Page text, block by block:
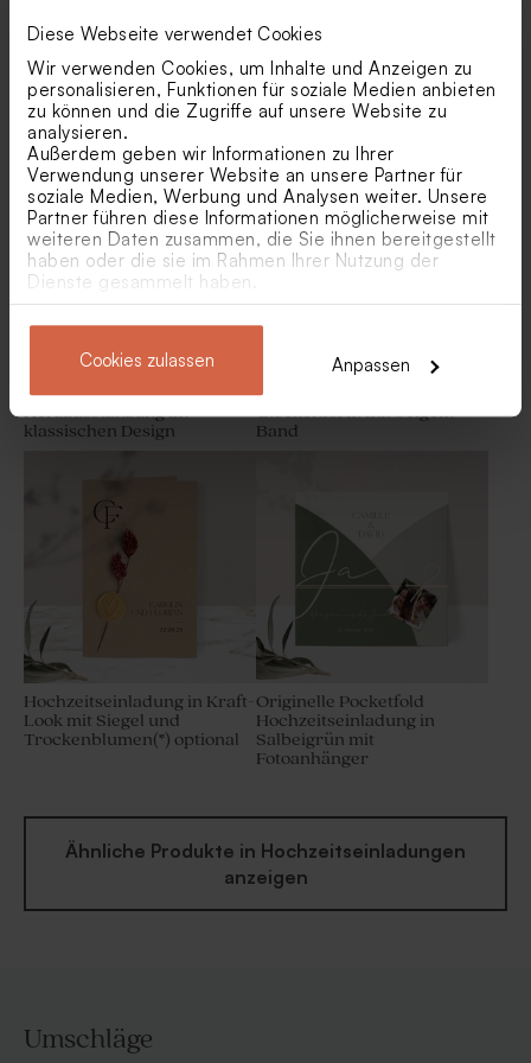
Diese Webseite verwendet Cookies
Wir verwenden Cookies, um Inhalte und Anzeigen zu
personalisieren, Funktionen für soziale Medien anbieten
zu können und die Zugriffe auf unsere Website zu
analysieren.
Außerdem geben wir Informationen zu Ihrer
Verwendung unserer Website an unsere Partner für
soziale Medien, Werbung und Analysen weiter. Unsere
Partner führen diese Informationen möglicherweise mit
weiteren Daten zusammen, die Sie ihnen bereitgestellt
haben oder die sie im Rahmen Ihrer Nutzung der
Dienste gesammelt haben.
Cookies zulassen Anpassen
Einlegekarte in Kraft-Look
mit Initialen
Antwortkarte in Kraft-Look
mit Initialen
Aufkleber für Weinflaschen
im Eco-Look mit Initialen
Hochzeitsdekoration
Trockenblumen 'Lagurus
Hochzeitseinladung mit
Pergamentpapier und
Trockenblumen(*) optional
Einzigartige Einsteckkarte
aus Kraftpapier mit Fotos
Hochzeitseinladung mit
Herzausstanzung im
klassischen Design
Originelle Hochzeitskarte in
Glockenform mit beigem
Band
Hochzeitseinladung in Kraft-
Look mit Siegel und
Trockenblumen(*) optional
Originelle Pocketfold
Hochzeitseinladung in
Salbeigrün mit
Fotoanhänger
Ähnliche Produkte in Hochzeitseinladungen
anzeigen
Umschläge